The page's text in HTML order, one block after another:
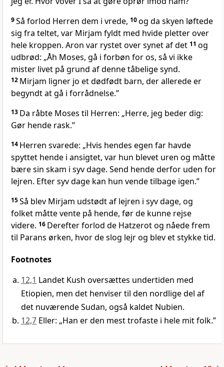
9Så forlod Herren dem i vrede, 10og da skyen løftede
sig fra teltet, var Mirjam fyldt med hvide pletter over
hele kroppen. Aron var rystet over synet af det 11 og
udbrød: „Åh Moses, gå i forbøn for os, så vi ikke
mister livet på grund af denne tåbelige synd.
12 Mirjam ligner jo et dødfødt barn, der allerede er
begyndt at gå i forrådnelse.”
13 Da råbte Moses til Herren: „Herre, jeg beder dig:
Gør hende rask.”
14 Herren svarede: „Hvis hendes egen far havde
spyttet hende i ansigtet, var hun blevet uren og måtte
bære sin skam i syv dage. Send hende derfor uden for
lejren. Efter syv dage kan hun vende tilbage igen.”
15Så blev Mirjam udstødt af lejren i syv dage, og
folket måtte vente på hende, før de kunne rejse
videre. 16 Derefter forlod de Hatzerot og nåede frem
til Parans ørken, hvor de slog lejr og blev et stykke tid.
Footnotes
12,1 Landet Kush oversættes undertiden med
Etiopien, men det henviser til den nordlige del af
det nuværende Sudan, også kaldet Nubien.
12,7 Eller: „Han er den mest trofaste i hele mit folk.”